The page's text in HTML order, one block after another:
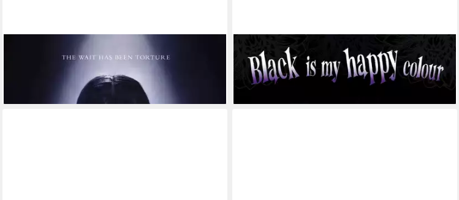
Poster Wednesday - Season 2 - The Wait - Poster
lieferbar - in 2-3 Werktagen bei dir
Poster Wednesday - Poster - Happy Colour
9,59 €
lieferbar - in 2-3 Werktagen bei dir